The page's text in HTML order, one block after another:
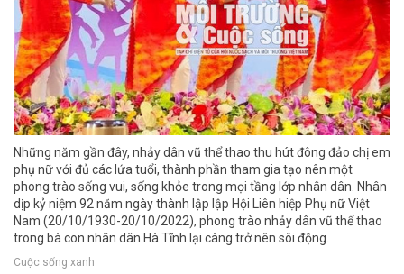
Những năm gần đây, nhảy dân vũ thể thao thu hút đông đảo chị em
phụ nữ với đủ các lứa tuổi, thành phần tham gia tạo nên một
phong trào sống vui, sống khỏe trong mọi tầng lớp nhân dân. Nhân
dịp kỷ niệm 92 năm ngày thành lập lập Hội Liên hiệp Phụ nữ Việt
Nam (20/10/1930-20/10/2022), phong trào nhảy dân vũ thể thao
trong bà con nhân dân Hà Tĩnh lại càng trở nên sôi động.
Cuộc sống xanh